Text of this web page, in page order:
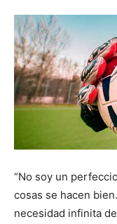
“No soy un
cosas se hacen
necesidad infinita